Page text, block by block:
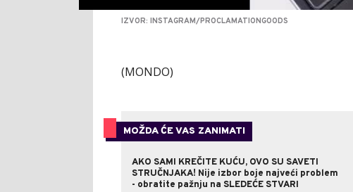
IZVOR: INSTAGRAM/PROCLAMATIONGOODS
(MONDO)
MOŽDA ĆE VAS ZANIMATI
AKO SAMI KREČITE KUĆU, OVO SU SAVETI
STRUČNJAKA! Nije izbor boje najveći problem
- obratite pažnju na SLEDEĆE STVARI